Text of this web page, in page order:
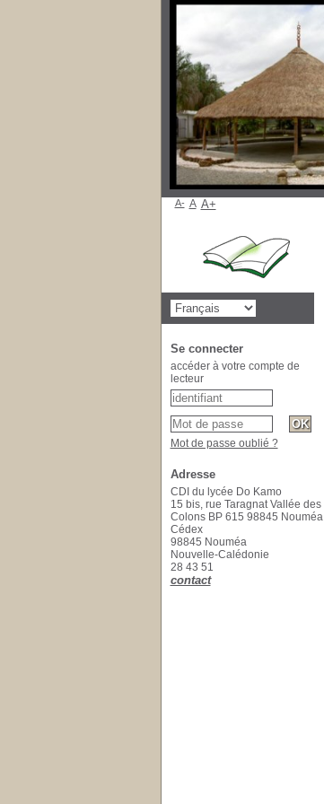
A- A A+
Se connecter
accéder à votre compte de
lecteur
Mot de passe oublié ?
Adresse
CDI du lycée Do Kamo
15 bis, rue Taragnat Vallée des
Colons BP 615 98845 Nouméa
Cédex
98845 Nouméa
Nouvelle-Calédonie
28 43 51
contact